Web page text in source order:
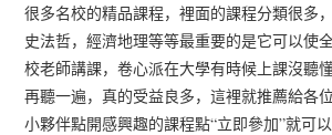
很多名校的精品課程，裡面的課程分類很多
史法哲，經濟地理等等最重要的是它可以使
校老師講課，卷心派在大學有時候上課沒聽
再聽一遍，真的受益良多，這裡就推薦給各
小夥伴點開感興趣的課程點“立即參加”就可